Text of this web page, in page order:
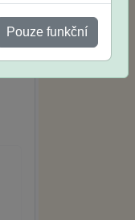
Pouze funkční